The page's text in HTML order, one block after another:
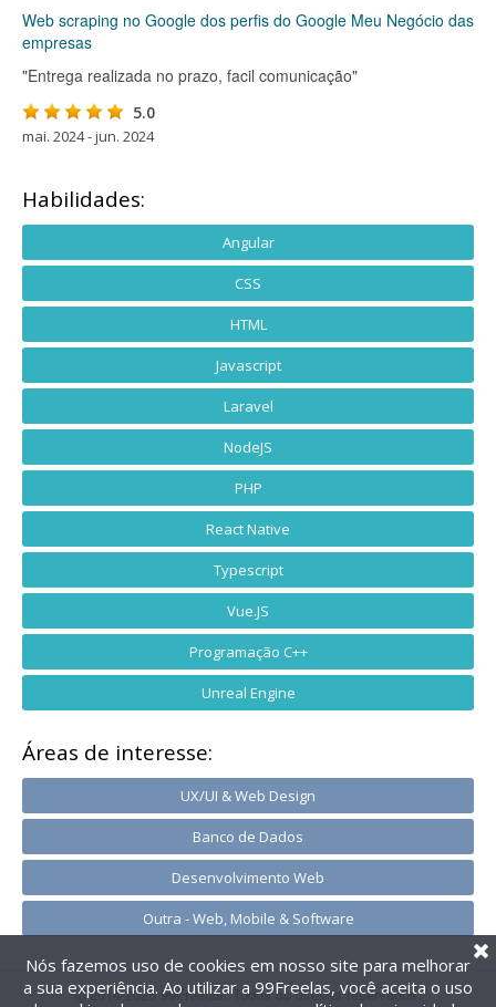
Web scraping no Google dos perfis do Google Meu Negócio das
empresas
"Entrega realizada no prazo, facil comunicação"
5.0
mai. 2024 - jun. 2024
Habilidades:
Angular
CSS
HTML
Javascript
Laravel
NodeJS
PHP
React Native
Typescript
Vue.JS
Programação C++
Unreal Engine
Áreas de interesse:
UX/UI & Web Design
Banco de Dados
Desenvolvimento Web
Outra - Web, Mobile & Software
@2014-2026 99Freelas. Todos os direitos reservados.
Nós fazemos uso de cookies em nosso site para melhorar
a sua experiência. Ao utilizar a 99Freelas, você aceita o uso